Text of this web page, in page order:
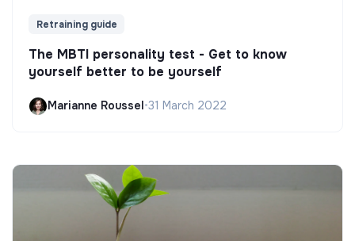
Retraining guide
The MBTI personality test - Get to know
yourself better to be yourself
Marianne Roussel•31 March 2022